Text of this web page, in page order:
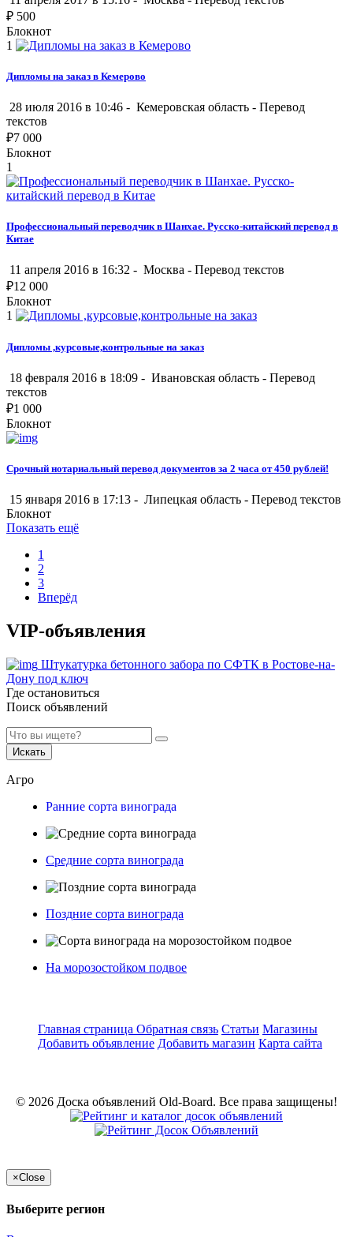
₽ 500
Блокнот
1
Дипломы на заказ в Кемерово
28 июля 2016 в 10:46 - Кемеровская область - Перевод
текстов
₽7 000
Блокнот
1
Профессиональный переводчик в Шанхае. Русско-китайский перевод в
Китае
11 апреля 2016 в 16:32 - Москва - Перевод текстов
₽12 000
Блокнот
1
Дипломы ,курсовые,контрольные на заказ
18 февраля 2016 в 18:09 - Ивановская область - Перевод
текстов
₽1 000
Блокнот
Срочный нотариальный перевод документов за 2 часа от 450 рублей!
15 января 2016 в 17:13 - Липецкая область - Перевод текстов
Блокнот
Показать ещё
1
2
3
Вперёд
VIP-объявления
Штукатурка бетонного забора по СФТК в Ростове-на-
Дону под ключ
Где остановиться
Поиск объявлений
Искать
Агро
Ранние сорта винограда
Средние сорта винограда
Поздние сорта винограда
На морозостойком подвое
Главная страница Обратная связь Статьи Магазины
Добавить объявление Добавить магазин Карта сайта
© 2026 Доска объявлений Old-Board. Все права защищены!
×Close
Выберите регион